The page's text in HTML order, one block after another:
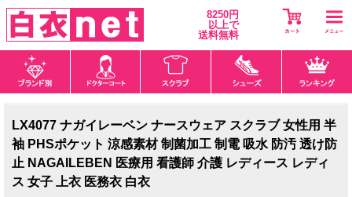
8250円
以上で
送料無料
LX4077 ナガイレーベン ナースウェア スクラブ 女性用 半
袖 PHSポケット 涼感素材 制菌加工 制電 吸水 防汚 透け防
止 NAGAILEBEN 医療用 看護師 介護 レディース レディ
ス 女子 上衣 医務衣 白衣